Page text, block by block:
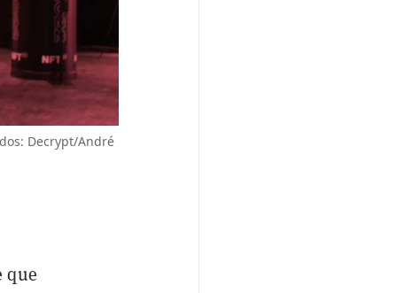
Decrypt/André
que